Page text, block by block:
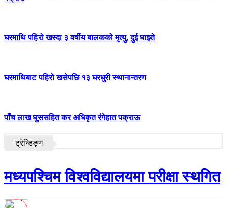
घरमाथि पहिरो खस्दा ३ वर्षीय बालकको मृत्यु, दुई घाइते
घरमाथिबाट पहिरो खसेपछि १३ घरधुरी स्थानान्तरण
पाँच लाख घुससहित कर अधिकृत रंगेहात पक्राऊ
ट्रेन्डिङ्ग
मध्यपश्चिम विश्वविद्यालयमा परीक्षा स्थगित